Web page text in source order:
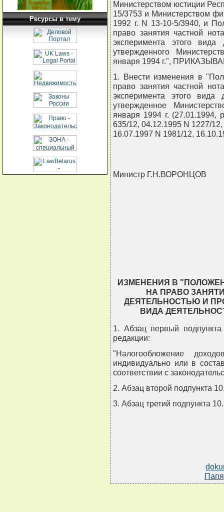
Ресурсы в тему
Министерством юстиции
15/3753 и Министерством
1992 г. N 13-10-5/3940, и
право занятия частной
эксперимента этого вида
утвержденного
января 1994 г.",
1. Внести изменения в
право занятия частной
эксперимента этого вида
утвержденное
января 1994 г. (27.01.1994,
635/12, 04.12.1995 N 1227/
16.07.1997 N 1981/12,
Министр Г.Н.ВОРОНЦОВ
ИЗМЕНЕНИЯ В
НА ПРАВО
ДЕЯТЕЛЬНОСТЬЮ И
ВИДА
1. Абзац первый
редакции:
"Налогообложение
индивидуально или в
соответствии с
2. Абзац второй подпункта
3. Абзац третий подпункта